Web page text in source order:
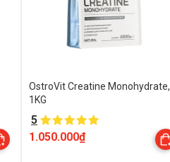
OstroVit Creatine Monohydrate,
1KG
5
1.050.000₫